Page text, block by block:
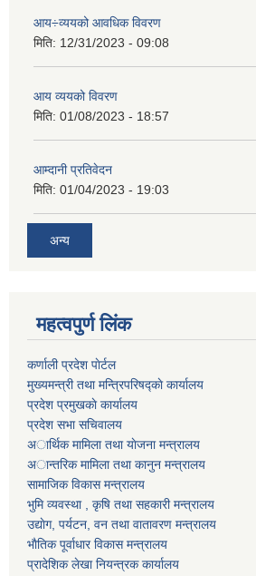
आय÷व्ययको आवधिक विवरण
मिति: 12/31/2023 - 09:08
आय व्ययको विवरण
मिति: 01/08/2023 - 18:57
आम्दानी प्रतिवेदन
मिति: 01/04/2023 - 19:03
अन्य
महत्वपुर्ण लिंक
कर्णाली प्रदेश पाेर्टल
मुख्यमन्त्री तथा मन्त्रिपरिषद्काे कार्यालय
प्रदेश प्रमुखकाे कार्यालय
प्रदेश सभा सचिवालय
अार्थिक मामिला तथा याेजना मन्त्रालय
अान्तरिक मामिला तथा कानुन मन्त्रालय
सामाजिक विकास मन्त्रालय
भुमि व्यवस्था , कृषि तथा सहकारी मन्त्रालय
उद्याेग, पर्यटन, वन तथा वातावरण मन्त्रालय
भाैतिक पूर्वाधार विकास मन्त्रालय
प्रादेशिक लेखा नियन्त्रक कार्यालय